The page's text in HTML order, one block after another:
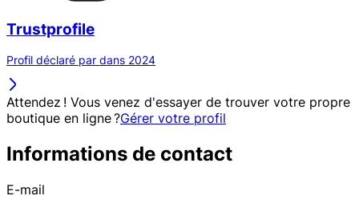
Trustprofile
Profil déclaré par dans 2024
Attendez ! Vous venez d'essayer de trouver votre propre
boutique en ligne ?Gérer votre profil
Informations de contact
E-mail